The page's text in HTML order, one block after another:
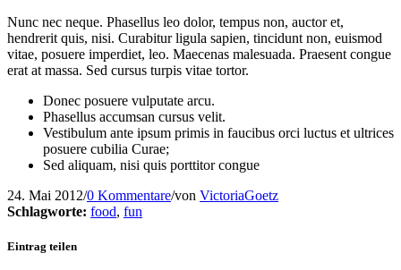
Nunc nec neque. Phasellus leo dolor, tempus non, auctor et,
hendrerit quis, nisi. Curabitur ligula sapien, tincidunt non, euismod
vitae, posuere imperdiet, leo. Maecenas malesuada. Praesent congue
erat at massa. Sed cursus turpis vitae tortor.
Donec posuere vulputate arcu.
Phasellus accumsan cursus velit.
Vestibulum ante ipsum primis in faucibus orci luctus et ultrices
posuere cubilia Curae;
Sed aliquam, nisi quis porttitor congue
24. Mai 2012/0 Kommentare/von VictoriaGoetz
Schlagworte: food, fun
Eintrag teilen